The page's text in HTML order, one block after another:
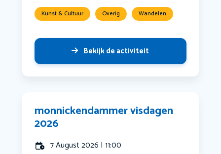
Kunst & Cultuur Overig Wandelen
Bekijk de activiteit
monnickendammer visdagen
2026
7 August 2026 | 11:00